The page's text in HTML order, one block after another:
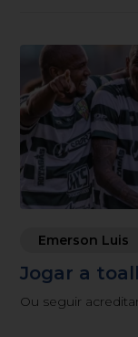
Emerson Luis
Jogar a
Ou seguir